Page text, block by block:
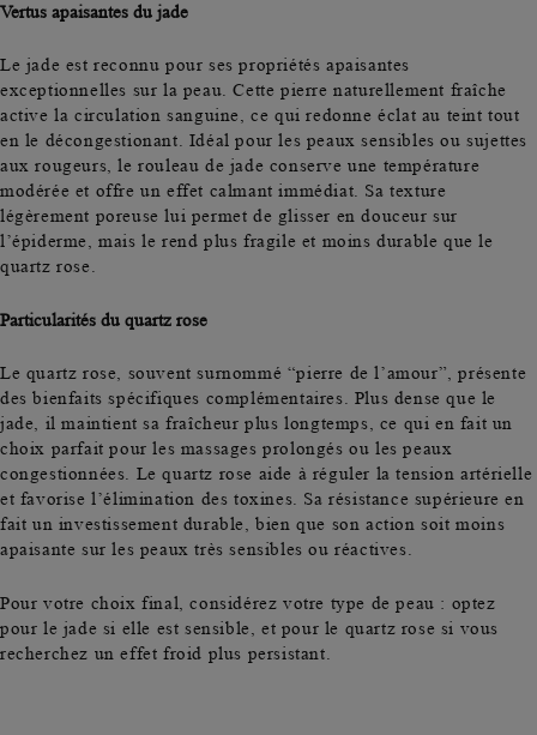
Vertus apaisantes du jade
Le jade est reconnu pour ses propriétés apaisantes
exceptionnelles sur la peau. Cette pierre naturellement fraîche
active la circulation sanguine, ce qui redonne éclat au teint tout
en le décongestionant. Idéal pour les peaux sensibles ou sujettes
aux rougeurs, le rouleau de jade conserve une température
modérée et offre un effet calmant immédiat. Sa texture
légèrement poreuse lui permet de glisser en douceur sur
l’épiderme, mais le rend plus fragile et moins durable que le
quartz rose.
Particularités du quartz rose
Le quartz rose, souvent surnommé “pierre de l’amour”, présente
des bienfaits spécifiques complémentaires. Plus dense que le
jade, il maintient sa fraîcheur plus longtemps, ce qui en fait un
choix parfait pour les massages prolongés ou les peaux
congestionnées. Le quartz rose aide à réguler la tension artérielle
et favorise l’élimination des toxines. Sa résistance supérieure en
fait un investissement durable, bien que son action soit moins
apaisante sur les peaux très sensibles ou réactives.
Pour votre choix final, considérez votre type de peau : optez
pour le jade si elle est sensible, et pour le quartz rose si vous
recherchez un effet froid plus persistant.